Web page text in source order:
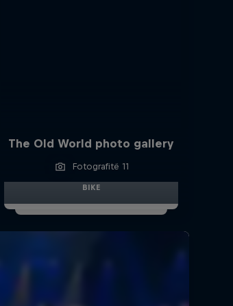
The Old World photo gallery
Fotografitë 11
BIKE